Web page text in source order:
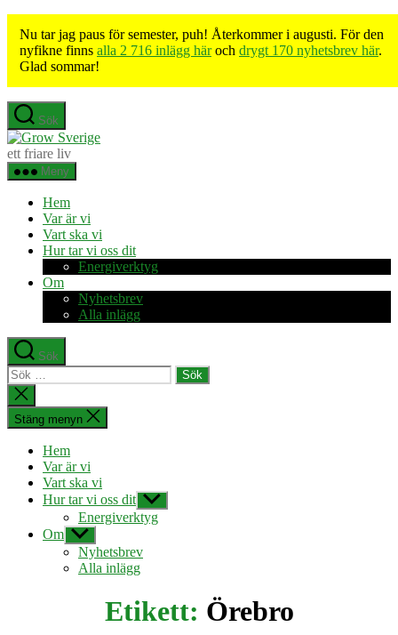
Nu tar jag paus för semester, puh! Återkommer i augusti. För den
nyfikne finns alla 2 716 inlägg häroch drygt 170 nyhetsbrev här.
Glad sommar!
Hoppa
till
innehåll
Sök
Grow
ett friare liv
Meny
Hem
Var är vi
Vart ska vi
Hur tar vi oss dit
Energiverktyg
Om
Nyhetsbrev
Alla inlägg
Sök
Sök
efter:
Stäng
sökningen
Stäng menyn
Hem
Var är vi
Vart ska vi
Hur tar vi oss dit Visa
undermeny
Energiverktyg
Om Visa
undermeny
Nyhetsbrev
Alla inlägg
Etikett: Örebro